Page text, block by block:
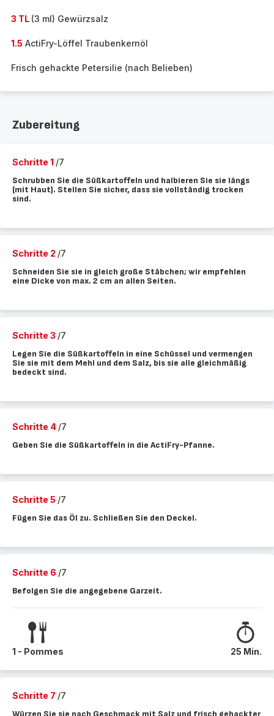
3 TL (3 ml) Gewürzsalz
1.5 ActiFry-Löffel Traubenkernöl
Frisch gehackte Petersilie (nach Belieben)
Zubereitung
Schritte 1 /7
Schrubben Sie die Süßkartoffeln und halbieren Sie sie längs
(mit Haut). Stellen Sie sicher, dass sie vollständig trocken
sind.
Schritte 2 /7
Schneiden Sie sie in gleich große Stäbchen; wir empfehlen
eine Dicke von max. 2 cm an allen Seiten.
Schritte 3 /7
Legen Sie die Süßkartoffeln in eine Schüssel und vermengen
Sie sie mit dem Mehl und dem Salz, bis sie alle gleichmäßig
bedeckt sind.
Schritte 4 /7
Geben Sie die Süßkartoffeln in die ActiFry-Pfanne.
Schritte 5 /7
Fügen Sie das Öl zu. Schließen Sie den Deckel.
Schritte 6 /7
Befolgen Sie die angegebene Garzeit.
1 - Pommes 25 Min.
Schritte 7 /7
Würzen Sie sie nach Geschmack mit Salz und frisch gehackter